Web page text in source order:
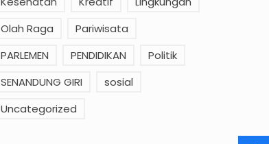
Olah Raga
Pariwisata
PARLEMEN
PENDIDIKAN
Politik
SENANDUNG GIRI
sosial
Uncategorized